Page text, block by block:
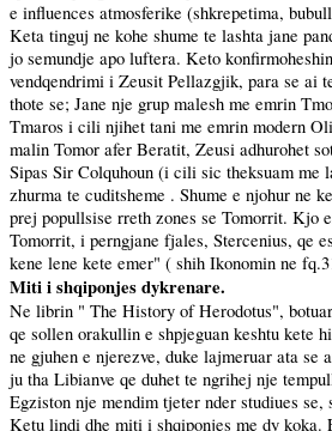
e influences atmosferike (shkrepetima,
Keta tinguj ne kohe shume te lashta jane
jo semundje apo luftera. Keto
vendqendrimi i Zeusit Pellazgjik, para se ai
thote se; Jane nje grup malesh me emrin
Tmaros i cili njihet tani me emrin modern
malin Tomor afer Beratit, Zeusi adhurohet
Sipas Sir Colquhoun (i cili sic theksuam me
zhurma te cuditsheme . Shume e njohur ne
prej popullsise rreth zones se Tomorrit. Kjo
Tomorrit, i perngjane fjales, Stercenius, qe
kene lene kete emer" ( shih Ikonomin ne
Miti i shqiponjes dykrenare.
Ne librin " The History of Herodotus",
qe sollen orakullin e shpjeguan keshtu
ne gjuhen e njerezve, duke lajmeruar ata
ju tha Libianve qe duhet te ngrihej nje
Egziston nje mendim tjeter nder studiues
Ketu lindi dhe miti i shqiponjes me dy koka.